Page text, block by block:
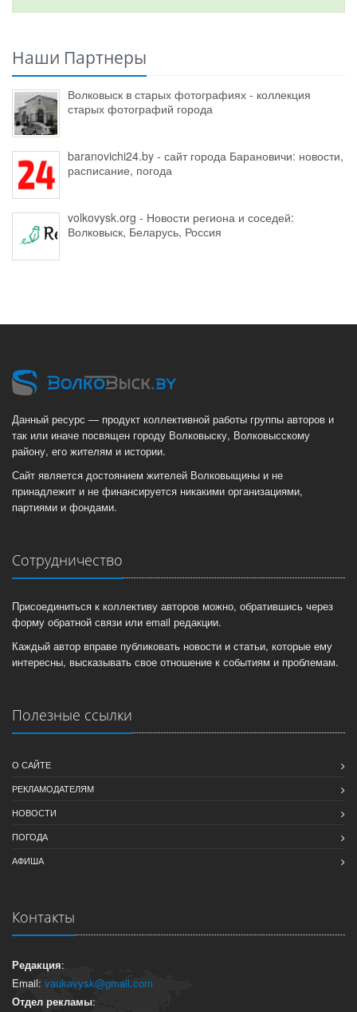
Наши Партнеры
Волковыск в старых фотографиях - коллекция
старых фотографий города
baranovichi24.by - сайт города Барановичи: новости,
расписание, погода
volkovysk.org - Новости региона и соседей:
Волковыск, Беларусь, Россия
Данный ресурс — продукт коллективной работы группы авторов и
так или иначе посвящен городу Волковыску, Волковысскому
району, его жителям и истории.
Сайт является достоянием жителей Волковыщины и не
принадлежит и не финансируется никакими организациями,
партиями и фондами.
Сотрудничество
Присоединиться к коллективу авторов можно, обратившись через
форму обратной связи или email редакции.
Каждый автор вправе публиковать новости и статьи, которые ему
интересны, высказывать свое отношение к событиям и проблемам.
Полезные ссылки
О САЙТЕ
РЕКЛАМОДАТЕЛЯМ
НОВОСТИ
ПОГОДА
АФИША
Контакты
Редакция:
Email: vaukavysk@gmail.com
Отдел рекламы: